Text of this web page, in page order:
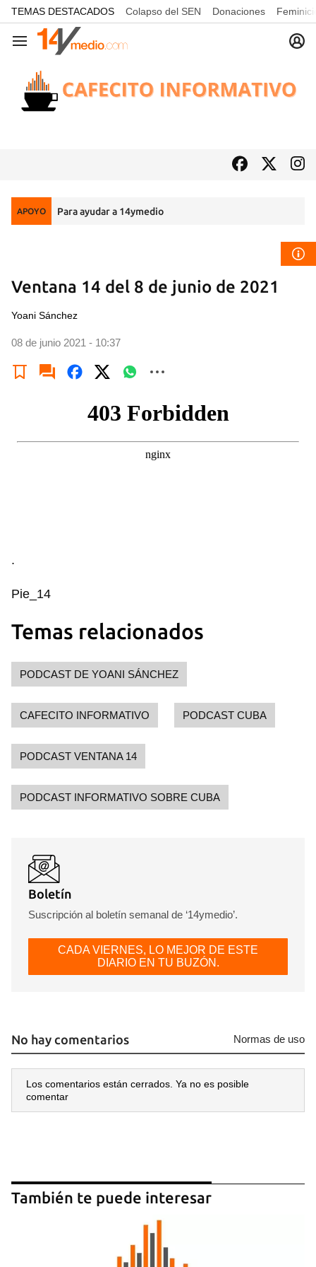
common.go-to-content
TEMAS DESTACADOS Colapso del SEN Donaciones
Navegación
APOYO Para ayudar a 14ymedio
Ventana 14 del 8 de junio de 2021
Yoani Sánchez
08 de junio 2021 - 10:37
.
Pie_14
Temas relacionados
PODCAST DE YOANI SÁNCHEZ
CAFECITO INFORMATIVO PODCAST CUBA
PODCAST VENTANA 14
PODCAST INFORMATIVO SOBRE CUBA
Boletín
Suscripción al boletín semanal de ‘14ymedio’.
CADA VIERNES, LO MEJOR DE ESTE
DIARIO EN TU BUZÓN.
No hay comentarios Normas de uso
Los comentarios están cerrados. Ya no es posible
comentar
También te puede interesar